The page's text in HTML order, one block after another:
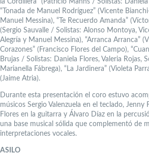
la Cordillera” (Patricio Manns / Solistas:
“Tonada de Manuel Rodríguez” (Vicente
Manuel Messina), “Te Recuerdo Amanda”
(Sergio Sauvalle / Solistas: Alonso Montoya,
Alegría y Manuel Messina), “Arranca Arranca”
Corazones” (Francisco Flores del Campo),
Brujas / Solistas: Daniela Flores, Valeria Rojas,
Marianella Fábrega), “La Jardinera” (Violeta
(Jaime Atria).
Durante esta presentación el coro estuvo
músicos Sergio Valenzuela en el teclado, Jenny
Flores en la guitarra y Álvaro Díaz en la
una base musical sólida que complementó de
interpretaciones vocales.
ASILO